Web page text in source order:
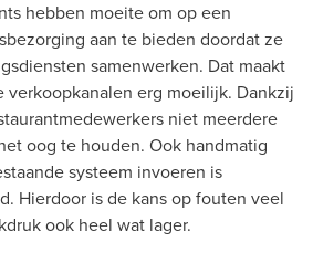
hebben moeite om op een
aan te bieden doordat ze
samenwerken. Dat maakt
verkoopkanalen erg moeilijk. Dankzij
niet meerdere
oog te houden. Ook handmatig
systeem invoeren is
Hierdoor is de kans op fouten veel
ook heel wat lager.